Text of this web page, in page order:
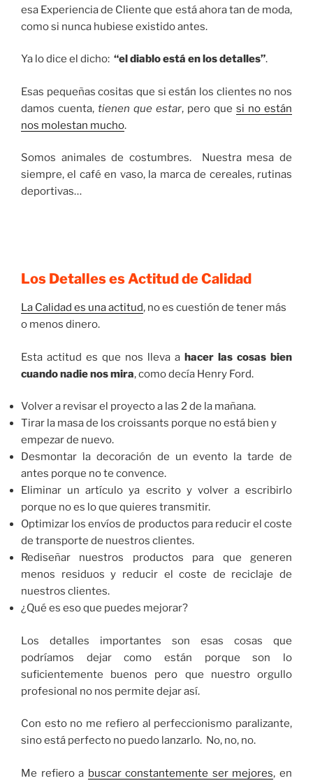
esa Experiencia de Cliente que está ahora tan de moda,
como si nunca hubiese existido antes.
Ya lo dice el dicho: “el diablo está en los detalles”.
Esas pequeñas cositas que si están los clientes no nos
damos cuenta, tienen que estar, pero que si no están
nos molestan mucho.
Somos animales de costumbres. Nuestra mesa de
siempre, el café en vaso, la marca de cereales, rutinas
deportivas…
Los Detalles es Actitud de Calidad
La Calidad es una actitud, no es cuestión de tener más
o menos dinero.
Esta actitud es que nos lleva a hacer las cosas bien
cuando nadie nos mira, como decía Henry Ford.
Volver a revisar el proyecto a las 2 de la mañana.
Tirar la masa de los croissants porque no está bien y
empezar de nuevo.
Desmontar la decoración de un evento la tarde de
antes porque no te convence.
Eliminar un artículo ya escrito y volver a escribirlo
porque no es lo que quieres transmitir.
Optimizar los envíos de productos para reducir el coste
de transporte de nuestros clientes.
Rediseñar nuestros productos para que generen
menos residuos y reducir el coste de reciclaje de
nuestros clientes.
¿Qué es eso que puedes mejorar?
Los detalles importantes son esas cosas que
podríamos dejar como están porque son lo
suficientemente buenos pero que nuestro orgullo
profesional no nos permite dejar así.
Con esto no me refiero al perfeccionismo paralizante,
sino está perfecto no puedo lanzarlo. No, no, no.
Me refiero a buscar constantemente ser mejores, en